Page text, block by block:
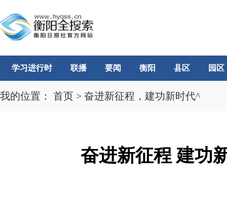
学习进行时 联播 要闻 衡阳 县区 园区
我的位置： 首页 > 奋进新征程，建功新时代^
奋进新征程 建功